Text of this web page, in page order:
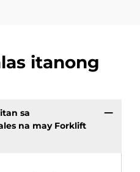
itanong
sa
na may Forklift